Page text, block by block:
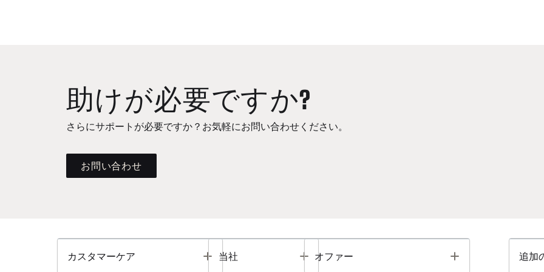
助けが必要ですか?
さらにサポートが必要ですか？お気軽にお問い合わせください。
お問い合わせ
カスタマーケア Toggle
当社 Toggle
オファー Toggle 追加